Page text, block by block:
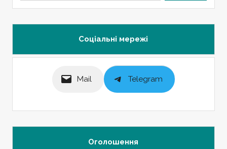
Соціальні мережі
Mail Telegram
Оголошення